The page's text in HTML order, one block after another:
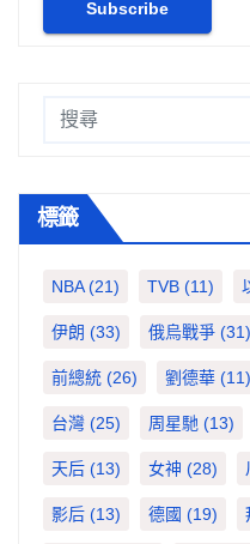
標籤
NBA(21) TVB (11)
伊朗 (33) 俄烏戰爭 (31)
前總統 (26) 劉德華 (11)
台灣 (25) 周星馳 (13)
天后 (13) 女神 (28)
影后 (13) 德國 (19)